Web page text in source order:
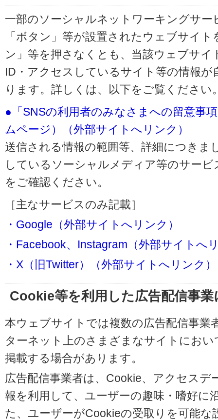
一部のソーシャルネットワーキングサー
「ボタン」等が設置されたウェブサイ
ン」等を押さなくとも、当該ウェブサイ
ID・アクセスしているサイト等の情報
ります。詳しくは、以下をご覧ください
●「SNSの利用者のみなさまへの留意事
ムページ）（外部サイトへリンク）
送信される情報の範囲等、詳細につきま
しているソーシャルメディア等のサー
をご確認ください。
［主なサービスのみ記載］
・Google（外部サイトへリンク）
・Facebook、Instagram（外部サイトへ
・X（旧Twitter）（外部サイトへリンク）
Cookie等を利用した広告配信事
本ウェブサイトでは複数の広告配信事業
ターネット上のさまざまなサイトにお
掲載する場合があります。
広告配信事業者は、Cookie、アクセスデ
報を利用して、ユーザーの趣味・嗜好に
た、ユーザーがCookieの受取りを可能